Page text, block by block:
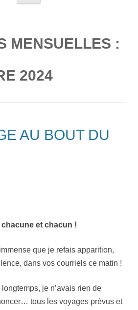
MENSUELLES :
2024
AU BOUT DU
et chacun !
que je refais apparition,
dans vos courriels ce matin !
je n’avais rien de
tous les voyages prévus et